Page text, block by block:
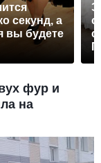
секунд, а
вы будете
фур и
на